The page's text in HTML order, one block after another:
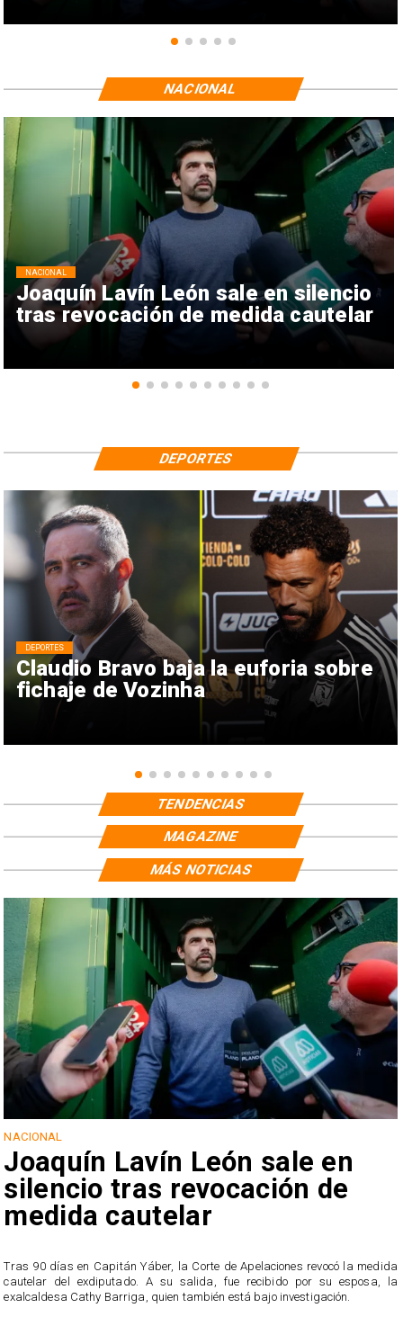
Joaquín Lavín León sale en silencio
tras revocación de medida cautelar
NACIONAL
NACIONAL
Claudio Bravo baja la euforia sobre
fichaje de Vozinha
DEPORTES
DEPORTES
TENDENCIAS
MAGAZINE
NACIONAL
Joaquín Lavín León sale en
silencio tras revocación de
medida cautelar
Tras 90 días en Capitán Yáber, la Corte de Apelaciones revocó la medida
cautelar del exdiputado. A su salida, fue recibido por su esposa, la
exalcaldesa Cathy Barriga, quien también está bajo investigación.
MÁS NOTICIAS